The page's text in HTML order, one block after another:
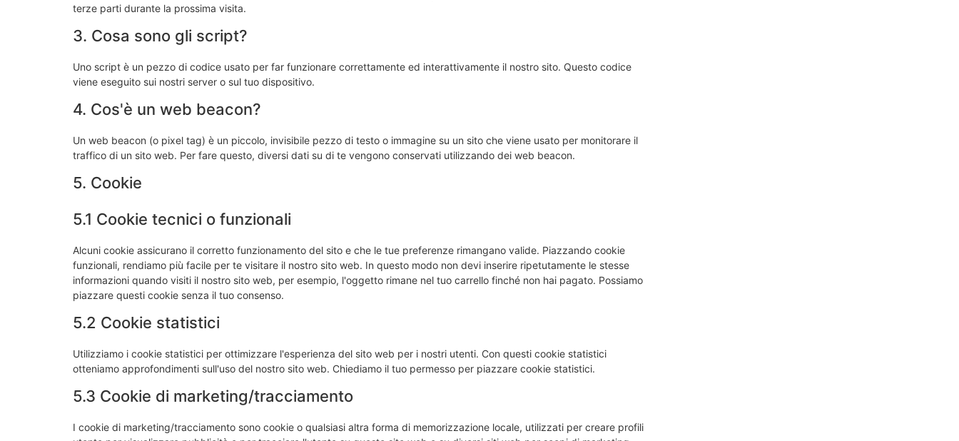
terze parti durante la prossima visita.
3. Cosa sono gli script?
Uno script è un pezzo di codice usato per far funzionare correttamente ed interattivamente il nostro sito. Questo codice
viene eseguito sui nostri server o sul tuo dispositivo.
4. Cos'è un web beacon?
Un web beacon (o pixel tag) è un piccolo, invisibile pezzo di testo o immagine su un sito che viene usato per monitorare il
traffico di un sito web. Per fare questo, diversi dati su di te vengono conservati utilizzando dei web beacon.
5. Cookie
5.1 Cookie tecnici o funzionali
Alcuni cookie assicurano il corretto funzionamento del sito e che le tue preferenze rimangano valide. Piazzando cookie
funzionali, rendiamo più facile per te visitare il nostro sito web. In questo modo non devi inserire ripetutamente le stesse
informazioni quando visiti il nostro sito web, per esempio, l'oggetto rimane nel tuo carrello finché non hai pagato. Possiamo
piazzare questi cookie senza il tuo consenso.
5.2 Cookie statistici
Utilizziamo i cookie statistici per ottimizzare l'esperienza del sito web per i nostri utenti. Con questi cookie statistici
otteniamo approfondimenti sull'uso del nostro sito web. Chiediamo il tuo permesso per piazzare cookie statistici.
5.3 Cookie di marketing/tracciamento
I cookie di marketing/tracciamento sono cookie o qualsiasi altra forma di memorizzazione locale, utilizzati per creare profili